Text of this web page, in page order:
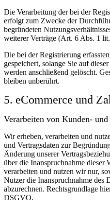
Die Verarbeitung der bei der
erfolgt zum Zwecke der
begründeten
weiterer Verträge (Art. 6 Abs. 1
Die bei der Registrierung
gespeichert, solange Sie auf
werden anschließend gelöscht.
bleiben unberührt.
5. eCommerce und
Verarbeiten von Kunden- und
Wir erheben, verarbeiten und
und Vertragsdaten zur
Änderung unserer
über die Inanspruchnahme dieser
verarbeiten und nutzen wir nur,
Nutzer die Inanspruchnahme des
abzurechnen. Rechtsgrundlage
DSGVO.